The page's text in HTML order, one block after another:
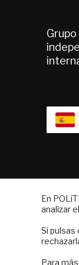
En
analizar
Si pulsas
Para